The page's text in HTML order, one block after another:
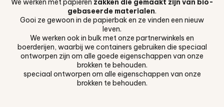
We werken met papieren zakken die gemaakt zijn van bio-
gebaseerde materialen.
Gooi ze gewoon in de papierbak en ze vinden een nieuw
leven.
We werken ook in bulk met onze partnerwinkels en
boerderijen, waarbij we containers gebruiken die speciaal
ontworpen zijn om alle goede eigenschappen van onze
brokken te behouden.
speciaal ontworpen om alle eigenschappen van onze
brokken te behouden.